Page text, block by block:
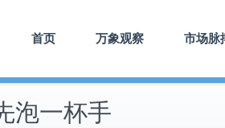
首页 万象观察 市场脉
泡一杯手